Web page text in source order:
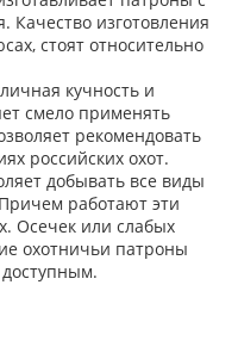
Качество изготовления
стоят относительно
кучность и
смело применять
рекомендовать
российских охот.
добывать все виды
работают эти
Осечек или слабых
охотничьи патроны